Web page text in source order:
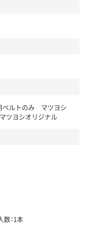
ベルトのみ マツヨシ
ツヨシオリジナル
：1本